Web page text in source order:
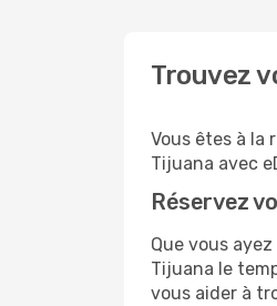
Trouvez
Vous êtes à la
Tijuana avec
Réservez
Que vous
Tijuana le
vous aider à